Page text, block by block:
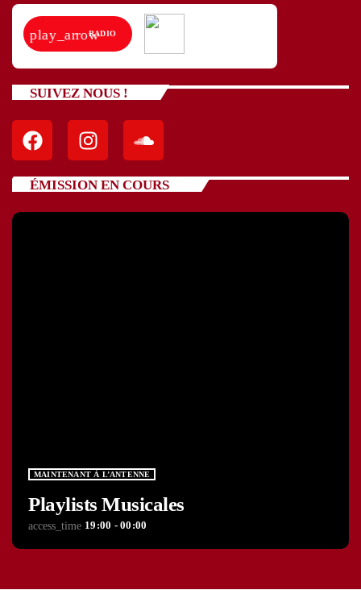
play_arrowRADIO
SUIVEZ NOUS !
ÉMISSION EN COURS
MAINTENANT À L’ANTENNE
Playlists Musicales
access_time 19:00 - 00:00